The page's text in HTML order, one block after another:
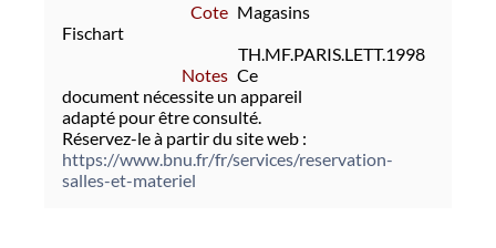
Cote Magasins
Fischart
TH.MF.PARIS.LETT.1998
Notes Ce
document nécessite un appareil
adapté pour être consulté.
Réservez-le à partir du site web :
https://www.bnu.fr/fr/services/reservation-
salles-et-materiel